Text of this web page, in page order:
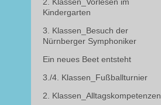
2. Klassen_Vorlesen im
Kindergarten
3. Klassen_Besuch der
Nürnberger Symphoniker
Ein neues Beet entsteht
3./4. Klassen_Fußballturnier
2. Klassen_Alltagskompetenzen